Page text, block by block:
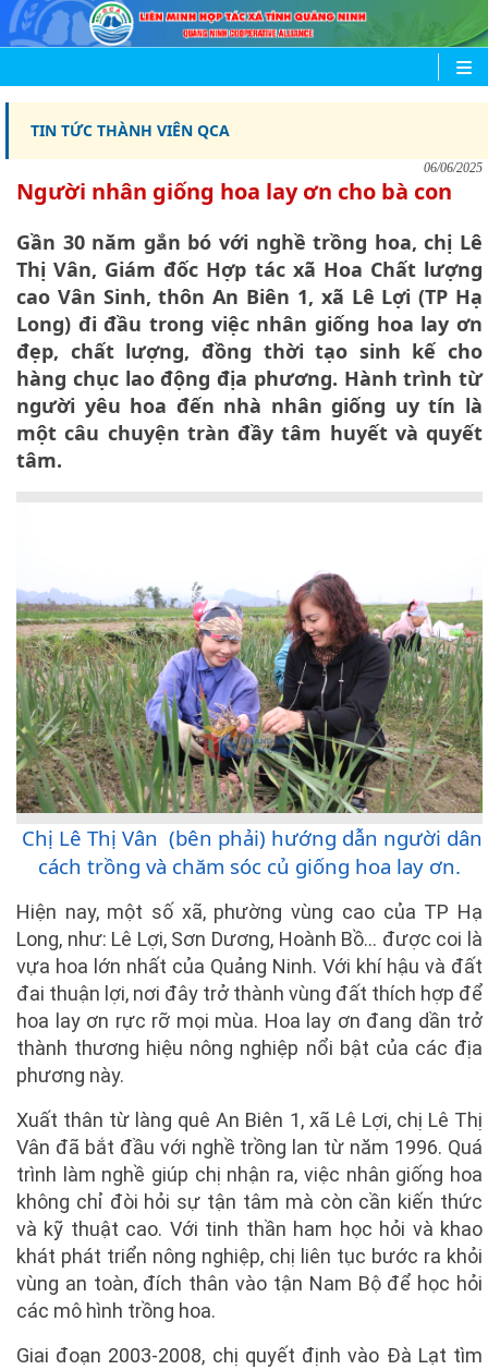
TIN TỨC THÀNH VIÊN QCA
06/06/2025
Người nhân giống hoa lay ơn cho bà con
Gần 30 năm gắn bó với nghề trồng hoa, chị Lê
Thị Vân, Giám đốc Hợp tác xã Hoa Chất lượng
cao Vân Sinh, thôn An Biên 1, xã Lê Lợi (TP Hạ
Long) đi đầu trong việc nhân giống hoa lay ơn
đẹp, chất lượng, đồng thời tạo sinh kế cho
hàng chục lao động địa phương. Hành trình từ
người yêu hoa đến nhà nhân giống uy tín là
một câu chuyện tràn đầy tâm huyết và quyết
tâm.
Chị Lê Thị Vân (bên phải) hướng dẫn người dân
cách trồng và chăm sóc củ giống hoa lay ơn.
Hiện nay, một số xã, phường vùng cao của TP Hạ
Long, như: Lê Lợi, Sơn Dương, Hoành Bồ… được coi là
vựa hoa lớn nhất của Quảng Ninh. Với khí hậu và đất
đai thuận lợi, nơi đây trở thành vùng đất thích hợp để
hoa lay ơn rực rỡ mọi mùa. Hoa lay ơn đang dần trở
thành thương hiệu nông nghiệp nổi bật của các địa
phương này.
Xuất thân từ làng quê An Biên 1, xã Lê Lợi, chị Lê Thị
Vân đã bắt đầu với nghề trồng lan từ năm 1996. Quá
trình làm nghề giúp chị nhận ra, việc nhân giống hoa
không chỉ đòi hỏi sự tận tâm mà còn cần kiến thức
và kỹ thuật cao. Với tinh thần ham học hỏi và khao
khát phát triển nông nghiệp, chị liên tục bước ra khỏi
vùng an toàn, đích thân vào tận Nam Bộ để học hỏi
các mô hình trồng hoa.
Giai đoạn 2003-2008, chị quyết định vào Đà Lạt tìm